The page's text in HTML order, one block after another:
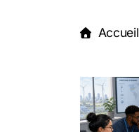
Accueil